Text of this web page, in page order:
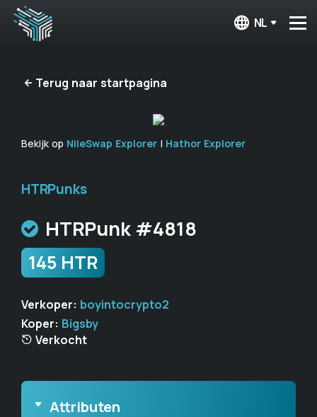
NL
Terug naar startpagina
Bekijk op NileSwap Explorer | Hathor Explorer
HTRPunks
HTRPunk #4818
145 HTR
Verkoper: boyintocrypto2
Koper: Bigsby
Verkocht
Attributen